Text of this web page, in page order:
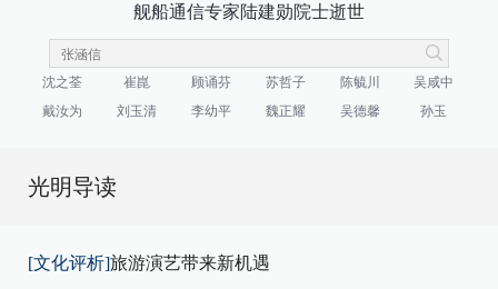
舰船通信专家陆建勋院士逝世
沈之荃 崔崑 顾诵芬 苏哲子 陈毓川
吴咸中
戴汝为
刘玉清 李幼平 魏正耀 吴德馨 孙玉
光明导读
[文化评析]旅游演艺带来新机遇